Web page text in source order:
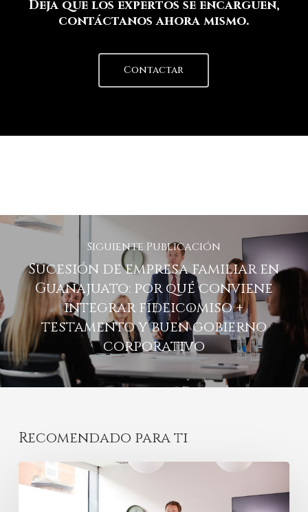
Deja que los expertos se encarguen,
contáctanos ahora mismo.
Contactar
Siguiente Publicación
Sucesión de empresa familiar en
Guanajuato: por qué conviene
integrar fideicomiso +
testamento y buen gobierno
corporativo
Recomendado para ti